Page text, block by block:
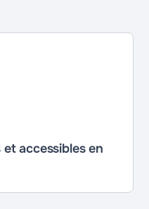
accessibles en